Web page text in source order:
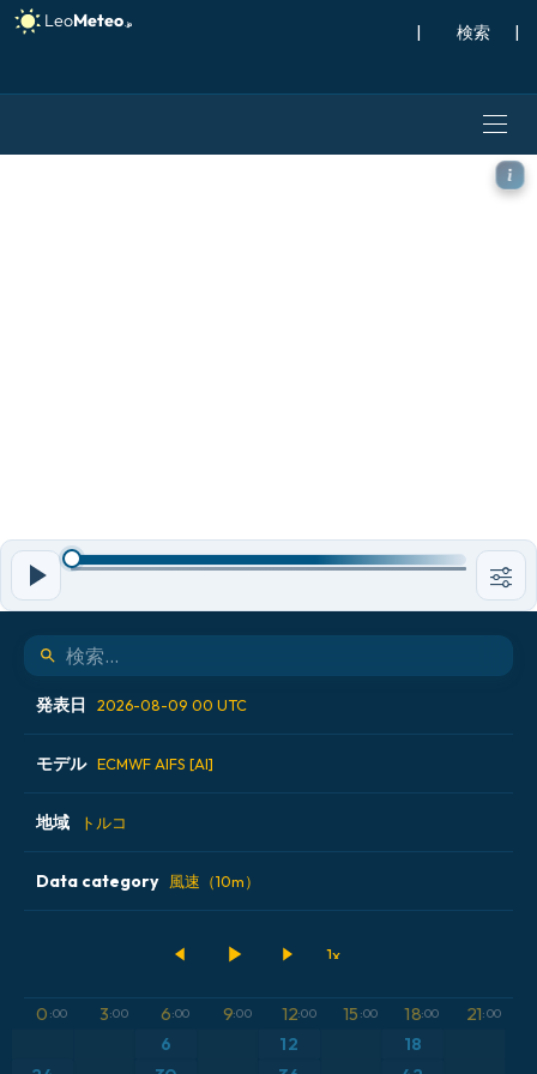
| |
ECMWF AIFS [AI] モデル -
発表日 2026-08-09 00 UTC
2026-08-07 12 UTC
2026-08-08 00 UTC
2026-08-08 12 UTC
モデル ECMWF AIFS [AI]
ALADIN CZ 2.3 km
ECMWF AIFS [AI]
地域 トルコ
アイスランド
Data category 風速（10m）
0 :00 3:00 6:00 9:00 12:00 15 :00 18:00 21:00
6 12 18